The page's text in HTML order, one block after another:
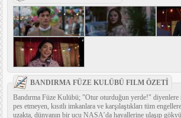
BANDIRMA FÜZE KULÜBÜ FILM ÖZETİ
Bandırma Füze Kulübü; "Otur oturduğun yerde!" diyenlere
pes etmeyen, kısıtlı imkanlara ve karşılaştıkları tüm
uzakta, dünyanın bir ucu NASA’da hayallerine ulaşıp